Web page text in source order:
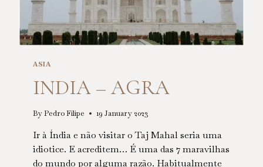
ASIA
INDIA – AGRA
ByPedro Filipe 19 January 2023
Ir à Índia e não visitar o Taj Mahal seria uma
idiotice. E acreditem… É uma das 7 maravilhas
do mundo por alguma razão. Habitualmente